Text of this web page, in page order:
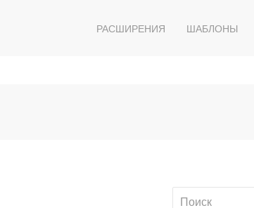
РАСШИРЕНИЯ ШАБЛОНЫ